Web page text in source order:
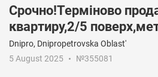
Срочно!Терміново
квартиру,2/5
Dnipro, Dnipropetrovska Oblast'
5 August 2025
№355081